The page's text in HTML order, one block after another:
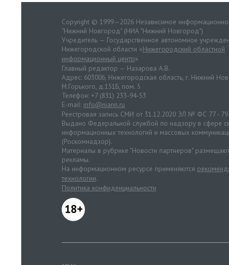
Copyright © 1999—2026 Независимое
"Нижний Новгород" (НИА "Нижний Новгород")
Учредитель — Государственное автономное
Нижегородской области «Нижегородский областной
информационный центр»
Главный редактор — Назарова А.В.
Адрес: 603006, Нижегородская область, г. Нижний
М.Горького, д.151Б, пом. 5
Телефон: +7 (831) 233-94-53
E-mail: info@niann.ru
Реестровая запись СМИ от 31.12.2020 ЭЛ № ФС 77 -
Выдано Федеральной службой по надзору в сфере
информационных технологий и массовых
(Роскомнадзор).
Материалы в рубрике "Новости партнеров"
рекламы.
На информационном ресурсе применяются
технологии.
Политика конфиденциальности
18+